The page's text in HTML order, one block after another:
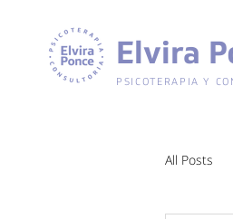
Elvira
PSICOTERAPIA Y
All Posts